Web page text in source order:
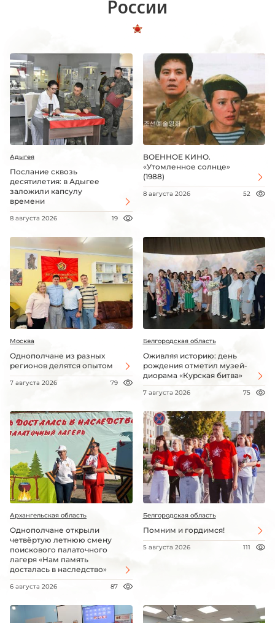
России
Адыгея
Послание сквозь
десятилетия: в Адыгее
заложили капсулу
времени
8 августа 2026 19
ВОЕННОЕ КИНО.
«Утомленное солнце»
(1988)
8 августа 2026 52
Москва
Однополчане из разных
регионов делятся опытом
7 августа 2026 79
Белгородская область
Оживляя историю: день
рождения отметил музей-
диорама «Курская битва»
7 августа 2026 75
Архангельская область
Однополчане открыли
четвёртую летнюю смену
поискового палаточного
лагеря «Нам память
досталась в наследство»
6 августа 2026 87
Белгородская область
Помним и гордимся!
5 августа 2026 111